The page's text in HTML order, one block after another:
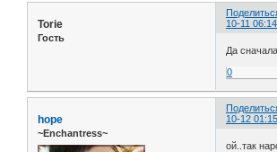
10-11
Torie
Гость
Да
0
10-12
hope
~Enchantress~
ой..так